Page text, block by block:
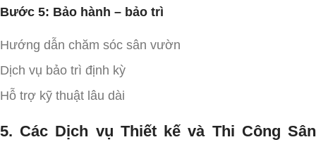
Bước 5: Bảo hành – bảo trì
Hướng dẫn chăm sóc sân vườn
Dịch vụ bảo trì định kỳ
Hỗ trợ kỹ thuật lâu dài
5. Các Dịch vụ Thiết kế và Thi Công Sân